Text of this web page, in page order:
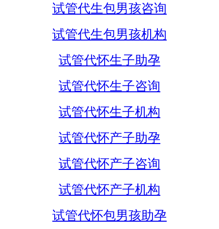
试管代生包男孩咨询
试管代生包男孩机构
试管代怀生子助孕
试管代怀生子咨询
试管代怀生子机构
试管代怀产子助孕
试管代怀产子咨询
试管代怀产子机构
试管代怀包男孩助孕